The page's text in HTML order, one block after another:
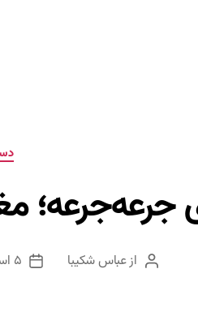
جرعه‌جرعه؛
نویسنده
ازعباس شکیبا
تاریخ
۵ اسفند ۱۴۰۳